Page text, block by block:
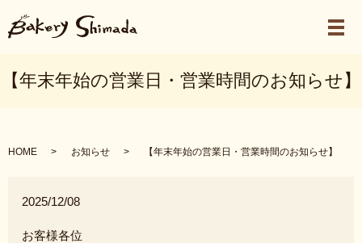
メ
【年末年始の営業日・営業時間のお知らせ】
HOME お知らせ 【年末年始の営業日・営業時間のお知らせ】
2025/12/08
お客様各位